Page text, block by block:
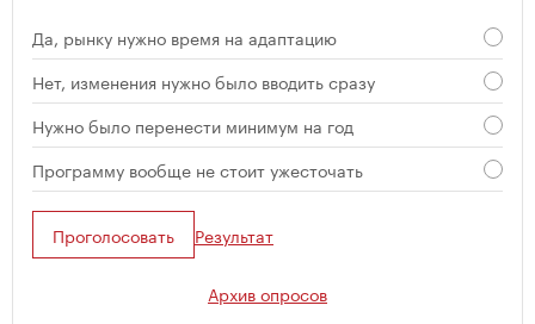
Да, рынку нужно время на адаптацию
Нет, изменения нужно было вводить сразу
Нужно было перенести минимум на год
Программу вообще не стоит ужесточать
Проголосовать Результат
Архив опросов